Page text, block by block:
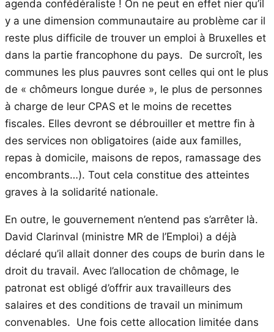
agenda confédéraliste ! On ne peut en effet nier qu’il
y a une dimension communautaire au problème car il
reste plus difficile de trouver un emploi à Bruxelles et
dans la partie francophone du pays. De surcroît, les
communes les plus pauvres sont celles qui ont le plus
de « chômeurs longue durée », le plus de personnes
à charge de leur CPAS et le moins de recettes
fiscales. Elles devront se débrouiller et mettre fin à
des services non obligatoires (aide aux familles,
repas à domicile, maisons de repos, ramassage des
encombrants…). Tout cela constitue des atteintes
graves à la solidarité nationale.
En outre, le gouvernement n’entend pas s’arrêter là.
David Clarinval (ministre MR de l’Emploi) a déjà
déclaré qu’il allait donner des coups de burin dans le
droit du travail. Avec l’allocation de chômage, le
patronat est obligé d’offrir aux travailleurs des
salaires et des conditions de travail un minimum
convenables. Une fois cette allocation limitée dans